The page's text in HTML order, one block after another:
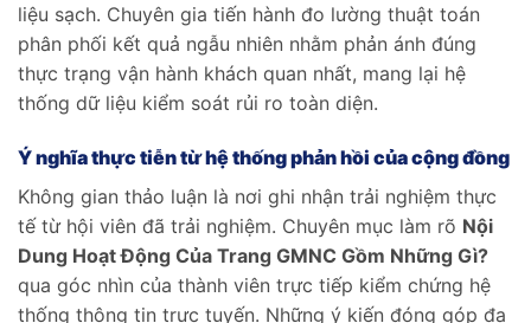
liệu sạch. Chuyên gia tiến hành đo lường thuật toán
phân phối kết quả ngẫu nhiên nhằm phản ánh đúng
thực trạng vận hành khách quan nhất, mang lại hệ
thống dữ liệu kiểm soát rủi ro toàn diện.
Ý nghĩa thực tiễn từ hệ thống phản hồi của cộng đồng
Không gian thảo luận là nơi ghi nhận trải nghiệm thực
tế từ hội viên đã trải nghiệm. Chuyên mục làm rõ Nội
Dung Hoạt Động Của Trang GMNC Gồm Những Gì?
qua góc nhìn của thành viên trực tiếp kiểm chứng hệ
thống thông tin trực tuyến. Những ý kiến đóng góp đa